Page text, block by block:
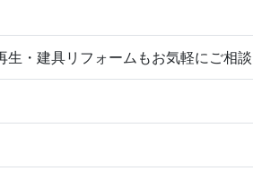
・建具リフォームもお気軽にご相談